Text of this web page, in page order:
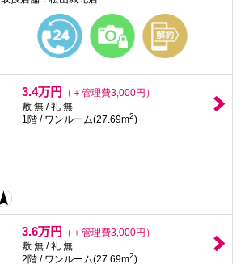
3.4万円
（＋管理費3,000円）
敷 無 / 礼 無
1階 / ワンルーム(27.69m2)
3.6万円
（＋管理費3,000円）
敷 無 / 礼 無
2階 / ワンルーム(27.69m2)